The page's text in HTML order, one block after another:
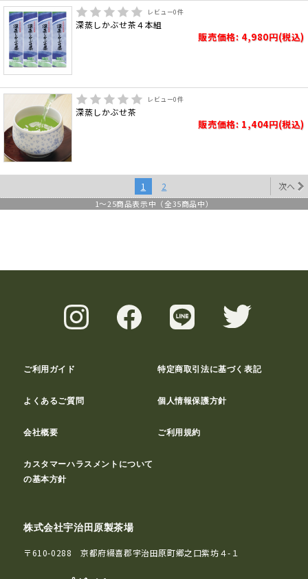
レビュー0件
深蒸しかぶせ茶４本組
販売価格: 4,980円(税込)
レビュー0件
深蒸しかぶせ茶
販売価格: 1,404円(税込)
1 2 次へ
1～25商品表示中（全35商品中）
ご利用ガイド 特定商取引法に基づく表記
よくあるご質問 個人情報保護方針
会社概要 ご利用規約
カスタマーハラスメントについて
の基本方針
株式会社宇治田原製茶場
〒610-0288 京都府綴喜郡宇治田原町郷之口紫坊４-１